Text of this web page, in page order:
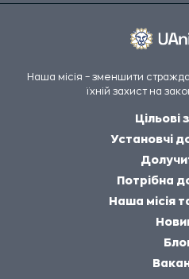
Наша місія – зменшити
їхній захист на
Цільові
Установчі
Потрібна
Наша місія